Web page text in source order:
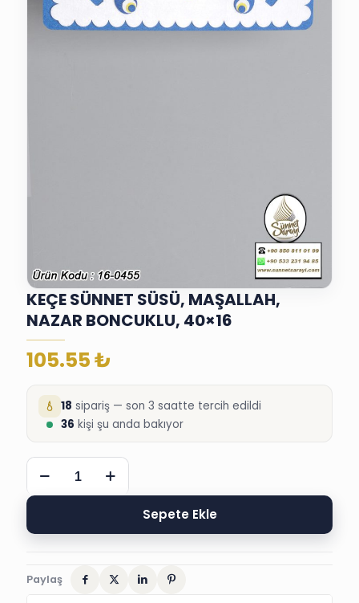
KEÇE SÜNNET SÜSÜ, MAŞALLAH,
NAZAR BONCUKLU, 40×16
105.55₺
18 sipariş — son 3 saatte tercih edildi
36 kişi şu anda bakıyor
KEÇE
SÜNNET
SÜSÜ,
NAZAR
Sepete Ekle
Paylaş